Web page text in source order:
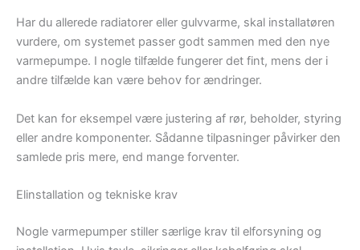
Har du allerede radiatorer eller gulvvarme, skal installatøren
vurdere, om systemet passer godt sammen med den nye
varmepumpe. I nogle tilfælde fungerer det fint, mens der i
andre tilfælde kan være behov for ændringer.
Det kan for eksempel være justering af rør, beholder, styring
eller andre komponenter. Sådanne tilpasninger påvirker den
samlede pris mere, end mange forventer.
Elinstallation og tekniske krav
Nogle varmepumper stiller særlige krav til elforsyning og